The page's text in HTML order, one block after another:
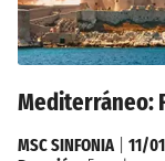
Mediterráneo:
MSC SINFONIA| 11/